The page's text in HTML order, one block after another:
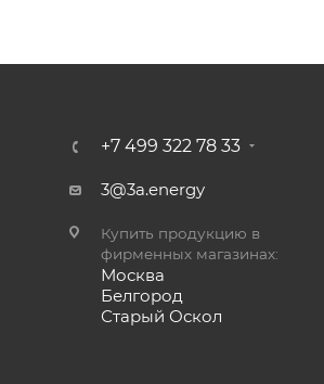
+7 499 322 78 33
3@3a.energy
Купить продукцию в
фирменных магазинах:
Москва
Белгород
Старый Оскол